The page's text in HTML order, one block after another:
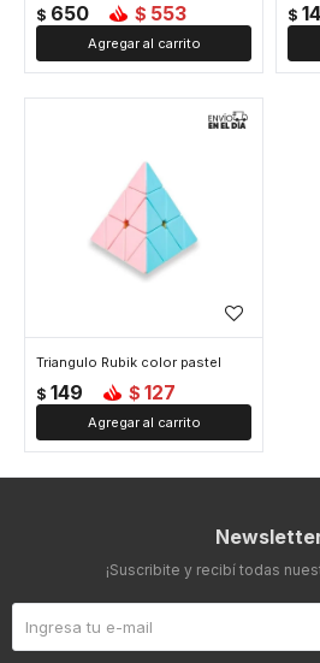
$ 650 $ 553 $
Triangulo Rubik color pastel
$ 149 $ 127
¡Suscribite y recibí todas